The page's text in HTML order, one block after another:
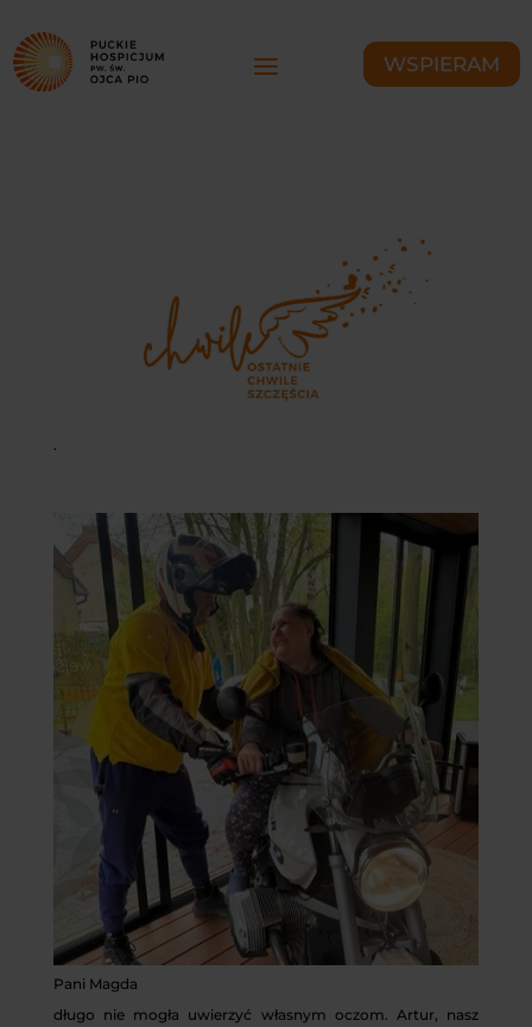
WSPIERAM
.
Pani Magda
długo nie mogła uwierzyć własnym oczom. Artur, nasz